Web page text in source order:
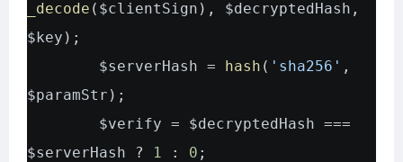
_decode ( $clientSign ), $decryptedHash ,
$key );
$serverHash = hash ( 'sha256' ,
$paramStr );
$verify = $decryptedHash ===
$serverHash ? 1 : 0 ;